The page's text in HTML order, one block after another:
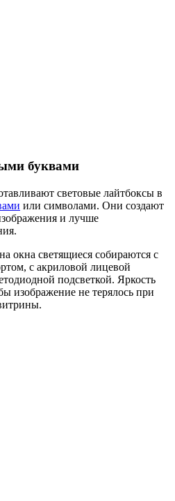
буквами
световые лайтбоксы в
или символами. Они создают
и лучше
окна светящиеся собираются с
с акриловой лицевой
подсветкой. Яркость
изображение не терялось при